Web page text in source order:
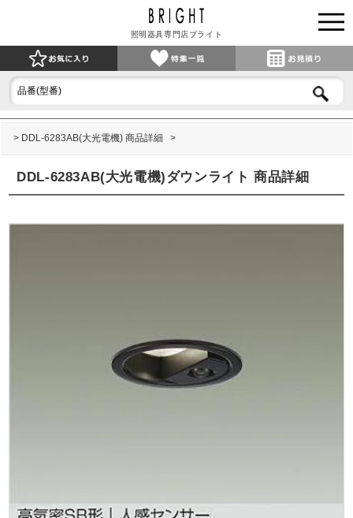
照明器具専門店ブライト
DDL-6283AB(大光電機) 商品詳細
DDL-6283AB(大光電機)ダウンライト 商品詳細